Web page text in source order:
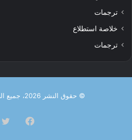
ترجمات
خلاصة استطلاع
ترجمات
© حقوق النشر 2026، جميع الحقوق محفوظة
فيسبوك